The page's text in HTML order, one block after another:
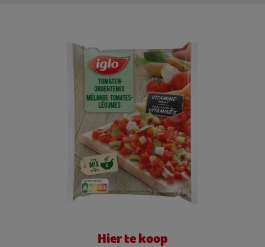
Hier te koop